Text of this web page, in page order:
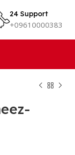
24 Support
+09610000383